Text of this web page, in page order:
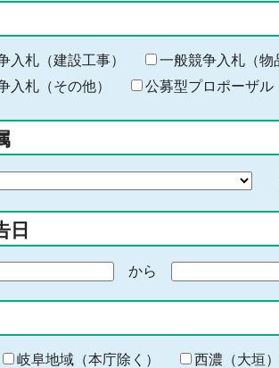
る
キ
ー
ー
入
力
入札（建設工事） 一般競争入札（物
入札（その他）
公募型プロポーザル
日
から
終
わ
岐阜地域（本庁除く） 西濃（大垣